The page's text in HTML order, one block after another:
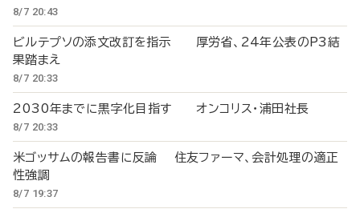
8/7 20:43
ビルテプソの添文改訂を指示 厚労省、24年公表のP3結
果踏まえ
8/7 20:33
2030年までに黒字化目指す オンコリス・浦田社長
8/7 20:33
米ゴッサムの報告書に反論 住友ファーマ、会計処理の適正
性強調
8/7 19:37